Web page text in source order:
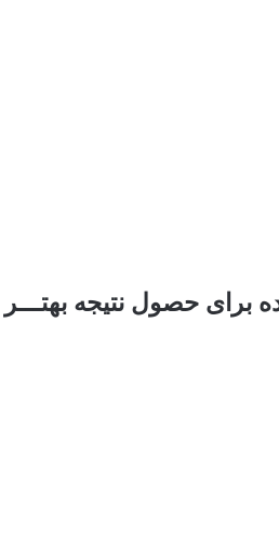
حصول نتیجه بهتـــر